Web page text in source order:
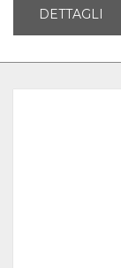
DETTAGLI